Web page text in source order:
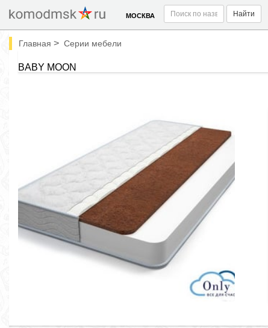
МОСКВА Найти
Главная > Серии мебели
BABY MOON